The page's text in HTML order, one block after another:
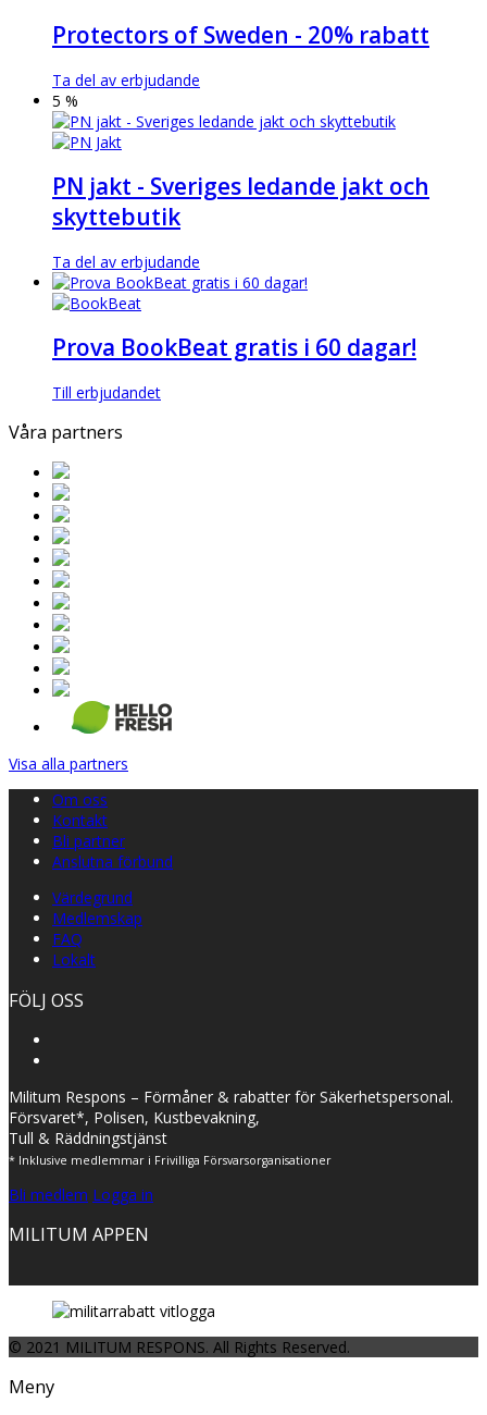
Protectors of Sweden - 20% rabatt
Ta del av erbjudande
5 %
PN jakt - Sveriges ledande jakt och
skyttebutik
Ta del av erbjudande
Prova BookBeat gratis i 60 dagar!
Till erbjudandet
Våra partners
Visa alla partners
Om oss
Kontakt
Bli partner
Anslutna förbund
Värdegrund
Medlemskap
FAQ
Lokalt
FÖLJ OSS
Militum Respons – Förmåner & rabatter för Säkerhetspersonal.
Försvaret*, Polisen, Kustbevakning,
Tull & Räddningstjänst
* Inklusive medlemmar i Frivilliga Försvarsorganisationer
Bli medlem Logga in
MILITUM APPEN
© 2021 MILITUM RESPONS. All Rights Reserved.
Meny